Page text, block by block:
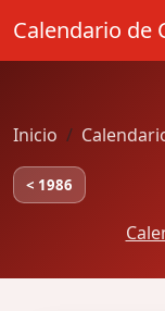
Calendario de
Inicio
< 1986